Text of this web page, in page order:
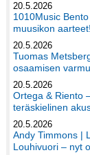
20.5.2026
1010Music
muusikon aarteet!
20.5.2026
Tuomas
osaamisen
20.5.2026
Ortega & Riento
teräskielinen
20.5.2026
Andy Timmons |
Louhivuori – nyt